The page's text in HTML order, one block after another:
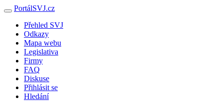
PortálSVJ.cz
Přehled SVJ
Odkazy
Mapa webu
Legislativa
Firmy
FAQ
Diskuse
Přihlásit se
Hledání